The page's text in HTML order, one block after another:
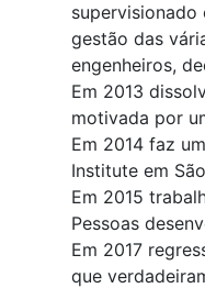
gestão das
engenheiros,
Em 2013
motivada por
Em 2014 faz
Institute em
Em 2015
Pessoas
Em 2017
que